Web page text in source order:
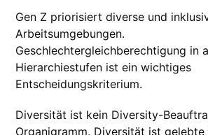
Gen Z priorisiert diverse und
Arbeitsumgebungen.
Geschlechtergleichberechtigung in
Hierarchiestufen ist ein wichtiges
Entscheidungskriterium.
Diversität ist kein Diversity-
Organigramm. Diversität ist gelebte